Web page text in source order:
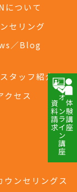
について
セリング
／Blog
タッフ紹介
クセス
体験講座
オンライン講座
資料請求
ンセリングス